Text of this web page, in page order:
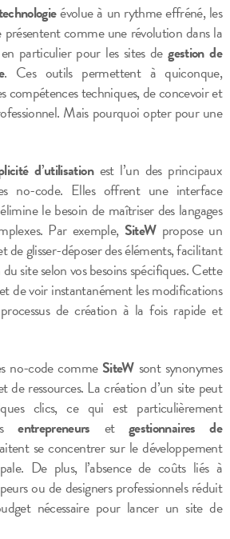
évolue à un rythme effréné, les
comme une révolution dans la
particulier pour les sites degestion de
. Ces outils permettent à quiconque,
compétences techniques, de concevoir et
Mais pourquoi opter pour une
d’utilisationest l’un des principaux
no-code. Elles offrent une interface
le besoin de maîtriser des langages
Par exemple, SiteWpropose un
de glisser-déposer des éléments, facilitant
site selon vos besoins spécifiques. Cette
de voir instantanément les modifications
de création à la fois rapide et
no-code comme SiteWsont synonymes
de ressources. La création d’un site peut
clics, ce qui est particulièrement
entrepreneurs et gestionnaires de
se concentrer sur le développement
De plus, l’absence de coûts liés à
ou de designers professionnels réduit
nécessaire pour lancer un site de